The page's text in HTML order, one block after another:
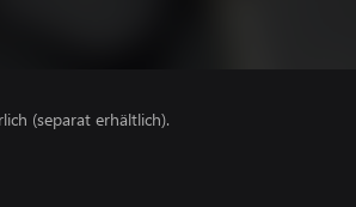
(separat erhältlich).